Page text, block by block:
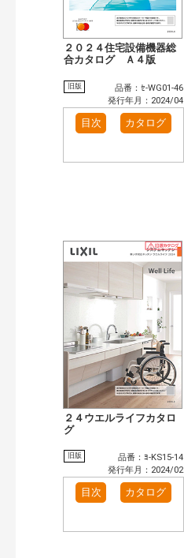
２０２４住宅設備機器総
合カタログ Ａ４版
旧版
品番：ｾ-WG01-46
発行年月：2024/04
目次 カタログ
２４ウエルライフカタロ
グ
旧版
品番：ﾖ-KS15-14
発行年月：2024/02
目次 カタログ